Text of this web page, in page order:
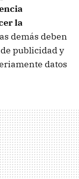
la
demás deben
publicidad y
datos